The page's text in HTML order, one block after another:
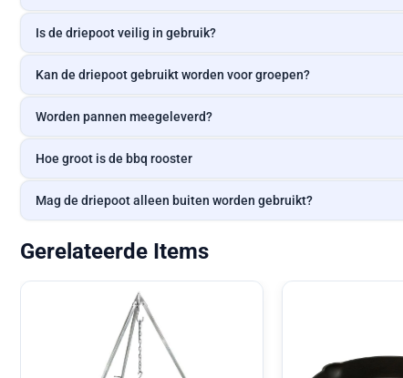
Is de driepoot veilig in gebruik?
Kan de driepoot gebruikt worden voor groepen?
Worden pannen meegeleverd?
Hoe groot is de bbq rooster
Mag de driepoot alleen buiten worden gebruikt?
Gerelateerde Items